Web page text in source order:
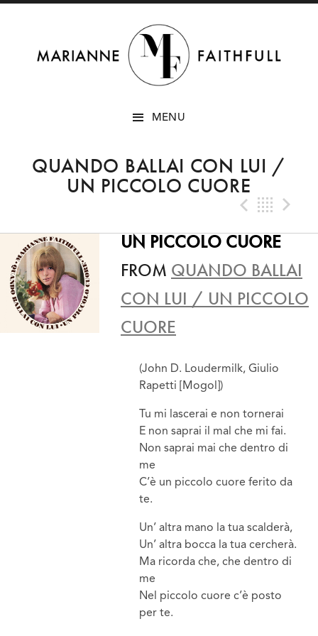
MENU
QUANDO BALLAI CON LUI /
UN PICCOLO CUORE
UN PICCOLO CUORE
FROM QUANDO BALLAI
CON LUI / UN PICCOLO
CUORE
(John D. Loudermilk, Giulio
Rapetti [Mogol])
Tu mi lascerai e non tornerai
E non saprai il mal che mi fai.
Non saprai mai che dentro di
me
C’è un piccolo cuore ferito da
te.
Un’ altra mano la tua scalderà,
Un’ altra bocca la tua cercherà.
Ma ricorda che, che dentro di
me
Nel piccolo cuore c’è posto
per te.